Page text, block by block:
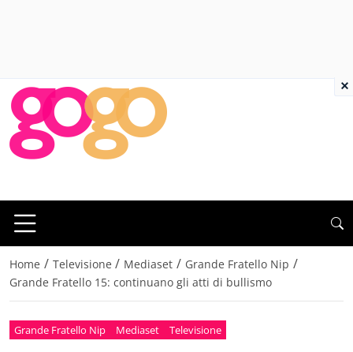
Home / Televisione / Mediaset / Grande Fratello Nip /
Grande Fratello 15: continuano gli atti di bullismo
Grande Fratello Nip Mediaset Televisione
×